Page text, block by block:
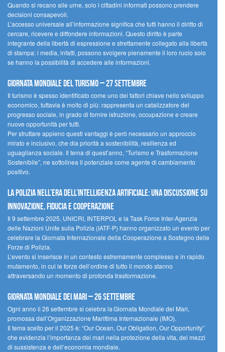
Quando si recano alle urne, solo i cittadini informati possono prendere
decisioni consapevoli.
L’accesso universale all’informazione significa che tutti hanno il diritto di
cercare, ricevere e diffondere informazioni. Questo diritto è parte
integrante della libertà di espressione e strettamente collegato alla libertà
di stampa: i media, infatti, possono svolgere pienamente il loro ruolo solo
se hanno la possibilità di accedere alle informazioni.
Giornata mondiale del turismo – 27 settembre
Il turismo è spesso identificato come uno dei fattori chiave nello sviluppo
economico, tuttavia è molto di più: rappresenta un catalizzatore del
progresso sociale, in grado di fornire istruzione, occupazione e creare
nuove opportunità per tutti.
Per sfruttare appieno questi vantaggi è però necessario un approccio
mirato e inclusivo, che dia priorità a sostenibilità, resilienza ed
uguaglianza sociale. Il tema di quest’anno, “Turismo e Trasformazione
Sostenibile”, ne sottolinea il potenziale come agente di cambiamento
positivo.
La polizia nell’era dell’Intelligenza Artificiale: una discussione su
innovazione, fiducia e cooperazione
Il 9 settembre 2025, UNICRI, INTERPOL e la Task Force Inter-Agenzia
delle Nazioni Unite sulla Polizia (IATF-P) hanno organizzato un evento per
celebrare la Giornata Internazionale della Cooperazione a Sostegno delle
Forze di Polizia.
L’evento si inserisce in un contesto estremamente complesso e in rapido
mutamento, in cui le forze dell’ordine di tutto il mondo stanno
attraversando un momento di profonda trasformazione.
Giornata Mondiale dei Mari – 26 settembre
Ogni anno il 26 settembre si celebra la Giornata Mondiale dei Mari,
promossa dall’Organizzazione Marittima Internazionale (IMO).
Il tema scelto per il 2025 è: “Our Ocean, Our Obligation, Our Opportunity”
che evidenzia l’importanza dei mari nella protezione della vita, dei mezzi
di sussistenza e dell’economia mondiale.